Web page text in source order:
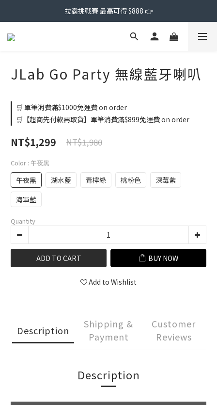
拉霸挑戰賽 最高可得 $888 👉
JLab Go Party 無線藍牙喇叭
🛒 單筆消費滿$1000免運費 on order
🛒【超商先付款再取貨】單筆消費滿$899免運費 on order
NT$1,299 NT$1,980
Color : 午夜黑
午夜黑 湖水藍 青檸綠 桃粉色
深莓紫
海軍藍
Quantity
ADD TO CART BUY NOW
Add to Wishlist
Description
Shipping &
Payment
Customer
Reviews
Description